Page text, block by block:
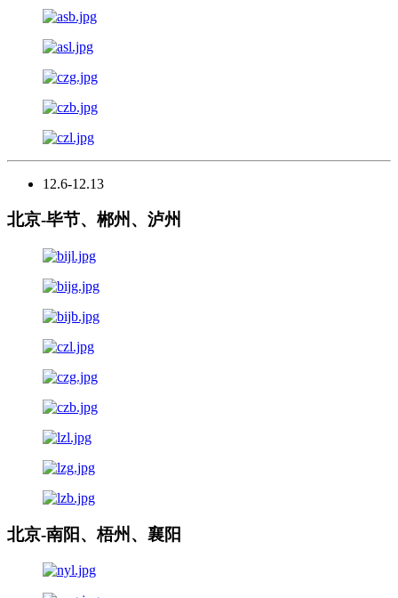
12.6-12.13
北京-毕节、郴州、泸州
北京-南阳、梧州、襄阳